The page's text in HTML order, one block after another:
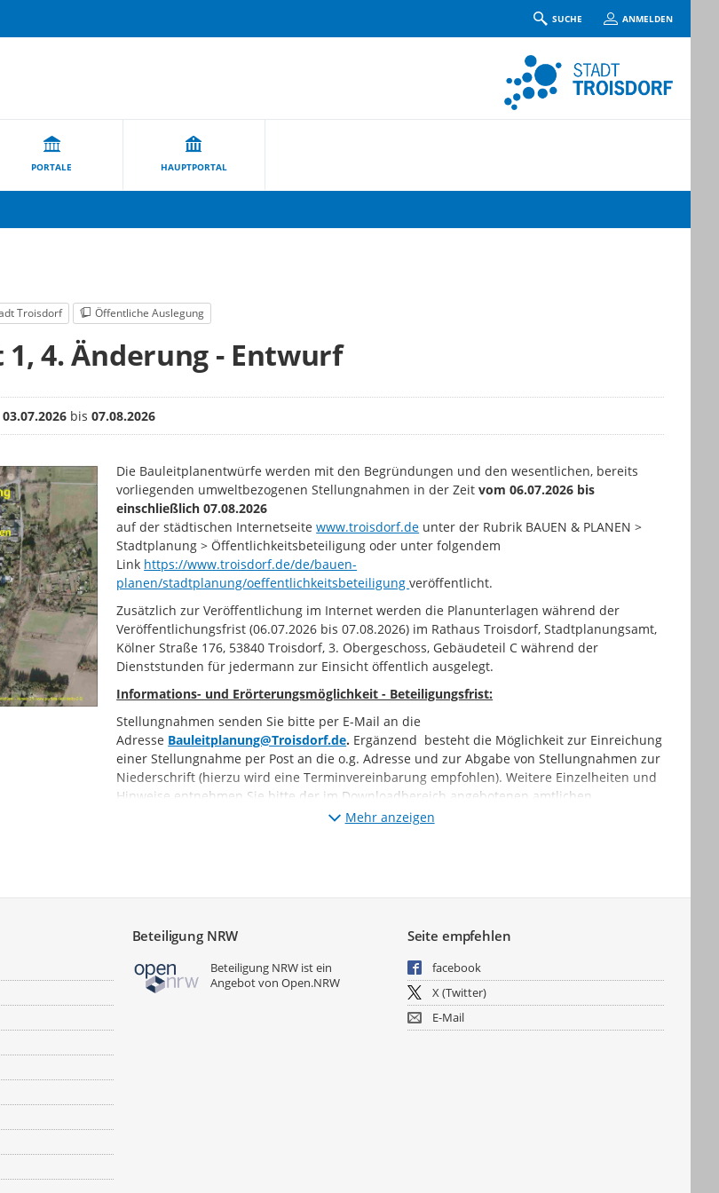
SUCHE ANMELDEN
PORTALE HAUPTPORTAL
Troisdorf Öffentliche Auslegung
1, 4. Änderung - Entwurf
03.07.2026 bis07.08.2026
Die Bauleitplanentwürfe werden mit den Begründungen und den wesentlichen, bereits
vorliegenden umweltbezogenen Stellungnahmen in der Zeitvom 06.07.2026 bis
einschließlich 07.08.2026
auf der städtischen Internetseitewww.troisdorf.de unter der Rubrik BAUEN & PLANEN >
Stadtplanung > Öffentlichkeitsbeteiligung oder unter folgendem
Link https://www.troisdorf.de/de/bauen-
planen/stadtplanung/oeffentlichkeitsbeteiligungveröffentlicht.
Zusätzlich zur Veröffentlichung im Internet werden die Planunterlagen während der
Veröffentlichungsfrist (06.07.2026 bis 07.08.2026) im Rathaus Troisdorf, Stadtplanungsamt,
Kölner Straße 176, 53840 Troisdorf, 3. Obergeschoss, Gebäudeteil C während der
Dienststunden für jedermann zur Einsicht öffentlich ausgelegt.
Informations- und Erörterungsmöglichkeit - Beteiligungsfrist:
Stellungnahmen senden Sie bitte per E-Mail an die
Adresse Bauleitplanung@Troisdorf.de. Ergänzend besteht die Möglichkeit zur Einreichung
einer Stellungnahme per Post an die o.g. Adresse und zur Abgabe von Stellungnahmen zur
Niederschrift (hierzu wird eine Terminvereinbarung empfohlen). Weitere Einzelheiten und
Hinweise entnehmen Sie bitte der im Downloadbereich angebotenen amtlichen
Mehr anzeigen
Beteiligung NRW
Beteiligung NRW ist ein
Angebot vonOpen.NRW
Seite empfehlen
facebook
X (Twitter)
E-Mail